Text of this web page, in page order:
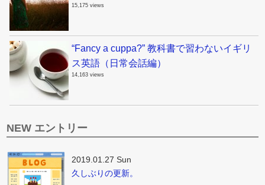
15,175 views
“Fancy a cuppa?” 教科書で習わないイギリ
ス英語（日常会話編）
14,163 views
NEW エントリー
2019.01.27 Sun
久しぶりの更新。